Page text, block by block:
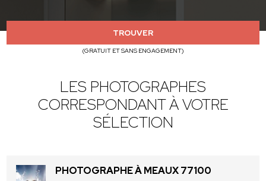
TROUVER
(GRATUIT ET SANS ENGAGEMENT)
LES PHOTOGRAPHES
CORRESPONDANT À VOTRE
SÉLECTION
PHOTOGRAPHE À MEAUX 77100